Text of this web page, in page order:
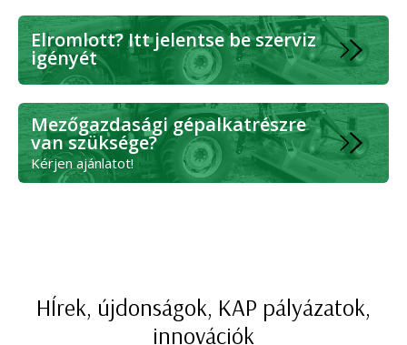
Elromlott? Itt jelentse be szerviz
igényét
Mezőgazdasági gépalkatrészre
van szüksége?
Kérjen ajánlatot!
HÍrek, újdonságok, KAP pályázatok,
innovációk